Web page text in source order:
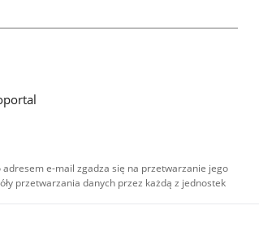
e-mail zgadza się na przetwarzanie jego
przetwarzania danych przez każdą z jednostek